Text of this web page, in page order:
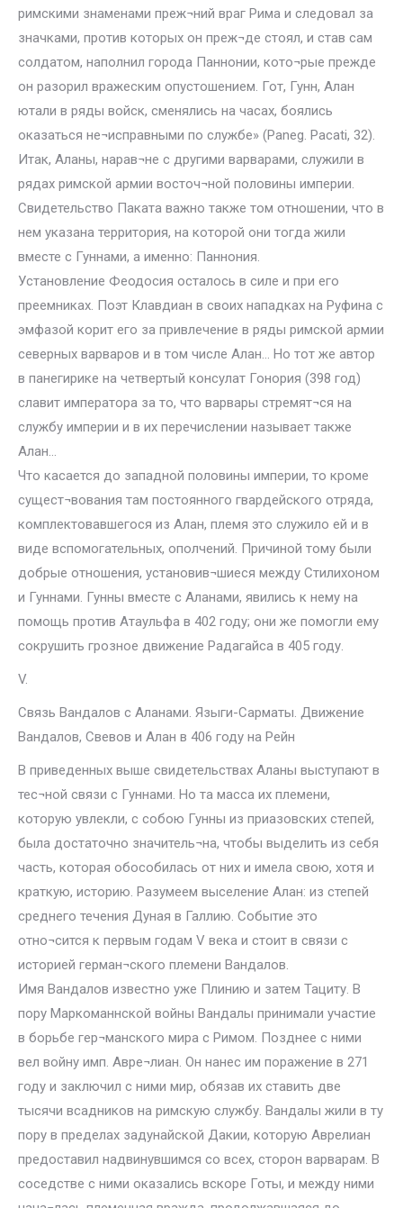
римскими знаменами преж¬ний враг Рима и следовал за
значками, против которых он преж¬де стоял, и став сам
солдатом, наполнил города Паннонии, кото¬рые прежде
он разорил вражеским опустошением. Гот, Гунн, Алан
ютали в ряды войск, сменялись на часах, боялись
оказаться не¬исправными по службе» (Paneg. Pacati, 32).
Итак, Аланы, нарав¬не с другими варварами, служили в
рядах римской армии восточ¬ной половины империи.
Свидетельство Паката важно также том отношении, что в
нем указана территория, на которой они тогда жили
вместе с Гуннами, а именно: Паннония.
Установление Феодосия осталось в силе и при его
преемниках. Поэт Клавдиан в своих нападках на Руфина с
эмфазой корит его за привлечение в ряды римской армии
северных варваров и в том числе Алан… Но тот же автор
в панегирике на четвертый консулат Гонория (398 год)
славит императора за то, что варвары стремят¬ся на
службу империи и в их перечислении называет также
Алан…
Что касается до западной половины империи, то кроме
сущест¬вования там постоянного гвардейского отряда,
комплектовавшегося из Алан, племя это служило ей и в
виде вспомогательных, ополчений. Причиной тому были
добрые отношения, установив¬шиеся между Стилихоном
и Гуннами. Гунны вместе с Аланами, явились к нему на
помощь против Атаульфа в 402 году; они же помогли ему
сокрушить грозное движение Радагайса в 405 году.
V.
Связь Вандалов с Аланами. Языги-Сарматы. Движение
Вандалов, Свевов и Алан в 406 году на Рейн
В приведенных выше свидетельствах Аланы выступают в
тес¬ной связи с Гуннами. Но та масса их племени,
которую увлекли, с собою Гунны из приазовских степей,
была достаточно значитель¬на, чтобы выделить из себя
часть, которая обособилась от них и имела свою, хотя и
краткую, историю. Разумеем выселение Алан: из степей
среднего течения Дуная в Галлию. Событие это
отно¬сится к первым годам V века и стоит в связи с
историей герман¬ского племени Вандалов.
Имя Вандалов известно уже Плинию и затем Тациту. В
пору Маркоманнской войны Вандалы принимали участие
в борьбе гер¬манского мира с Римом. Позднее с ними
вел войну имп. Авре¬лиан. Он нанес им поражение в 271
году и заключил с ними мир, обязав их ставить две
тысячи всадников на римскую службу. Вандалы жили в ту
пору в пределах задунайской Дакии, которую Аврелиан
предоставил надвинувшимся со всех, сторон варварам. В
соседстве с ними оказались вскоре Готы, и между ними